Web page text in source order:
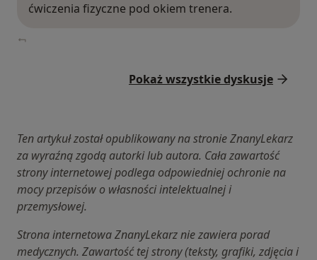
ćwiczenia fizyczne pod okiem trenera.
Pokaż wszystkie dyskusje
Ten artykuł został opublikowany na stronie ZnanyLekarz
za wyraźną zgodą autorki lub autora. Cała zawartość
strony internetowej podlega odpowiedniej ochronie na
mocy przepisów o własności intelektualnej i
przemysłowej.
Strona internetowa ZnanyLekarz nie zawiera porad
medycznych. Zawartość tej strony (teksty, grafiki, zdjęcia i